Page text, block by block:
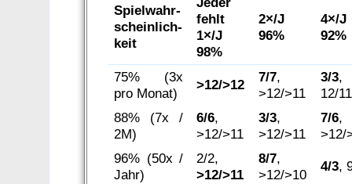
Spielwahr­
scheinlich­
keit
fehlt
1×/J
98%
2×/J
96%
4×/J
92%
75% (3x
pro Monat)
>12/>12 7/7,
>12/>11
3/3,
12/11
88% (7x /
2M)
6/6,
>12/>11
3/3,
>12/>11
7/6,
>12/
96% (50x /
Jahr)
2/2,
>12/>11
8/7,
>12/>10
4/3,